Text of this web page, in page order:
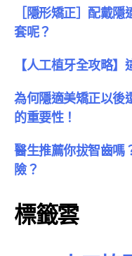
［隱形矯正］配戴
套呢？
【人工植牙全攻略
為何隱適美矯正以後
的重要性！
醫生推薦你拔智齒嗎
險？
標籤雲